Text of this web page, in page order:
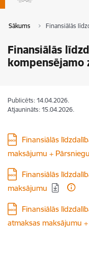
Sākums Finansiālās
Finansiālās
kompensējamo
Publicēts: 14.04.2026.
Atjaunināts: 15.04.2026.
Lejupielādēt:
Finansiālās
maksājumu +
Lejupielādēt:
Finansiālās
maksājumu
Lejupielādēt:
Finansiālās
atmaksas maksājumu